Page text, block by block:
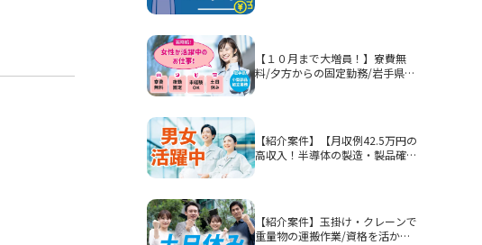
【１０月まで大増員！】寮費無
料/夕方からの固定勤務/岩手県釜
【紹介案件】【月収例42.5万円の
高収入！半導体の製造・製品確
躍【紹介案件】玉掛け・クレーンで
重量物の運搬作業/資格を活かし